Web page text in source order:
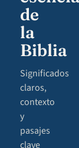
de
la
Biblia
Significados
claros,
contexto
y
pasajes
clave